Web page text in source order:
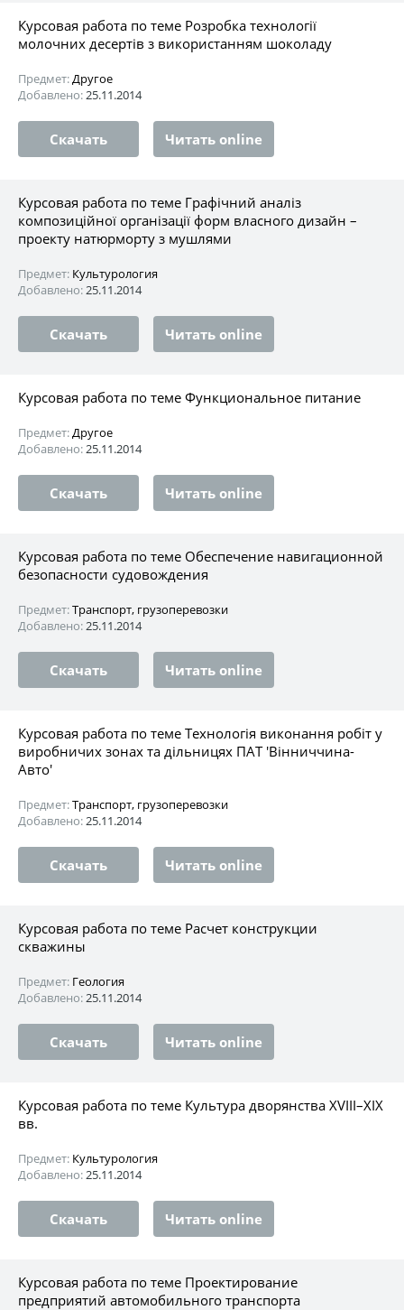
Курсовая работа по теме Розробка технології
молочних десертів з використанням шоколаду
Предмет:Другое
Добавлено:25.11.2014
Скачать Читать online
Курсовая работа по теме Графічний аналіз
композиційної організації форм власного дизайн –
проекту натюрморту з мушлями
Предмет: Культурология
Добавлено:25.11.2014
Скачать Читать online
Курсовая работа по теме Функциональное питание
Предмет:Другое
Добавлено:25.11.2014
Скачать Читать online
Курсовая работа по теме Обеспечение навигационной
безопасности судовождения
Предмет:Транспорт, грузоперевозки
Добавлено:25.11.2014
Скачать Читать online
Курсовая работа по теме Технологія виконання робіт у
виробничих зонах та дільницях ПАТ 'Вінниччина-
Авто'
Предмет:Транспорт, грузоперевозки
Добавлено:25.11.2014
Скачать Читать online
Курсовая работа по теме Расчет конструкции
скважины
Предмет: Геология
Добавлено:25.11.2014
Скачать Читать online
Курсовая работа по теме Культура дворянства XVIII–XIX
вв.
Предмет: Культурология
Добавлено:25.11.2014
Скачать Читать online
Курсовая работа по теме Проектирование
предприятий автомобильного транспорта